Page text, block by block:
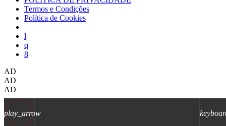
play_arrow
Termos e Condições
Política de Cookies
AD
AD
AD